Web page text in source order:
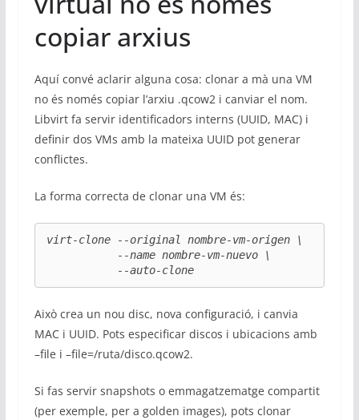
copiar arxius
Aquí convé aclarir alguna cosa: clonar a mà una VM
no és només copiar l’arxiu .qcow2 i canviar el nom.
Libvirt fa servir identificadors interns (UUID, MAC) i
definir dos VMs amb la mateixa UUID pot generar
conflictes.
La forma correcta de clonar una VM és:
virt-clone --original nombre-vm-origen \
--auto-clone
Això crea un nou disc, nova configuració, i canvia
MAC i UUID. Pots especificar discos i ubicacions amb
–file i –file=/ruta/disco.qcow2.
Si fas servir snapshots o emmagatzematge compartit
(per exemple, per a golden images), pots clonar